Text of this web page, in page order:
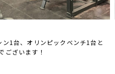
1台、オリンピックベンチ1台と
ございます！